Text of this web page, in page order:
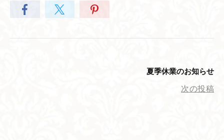
夏季休業の​お知らせ
次の投稿